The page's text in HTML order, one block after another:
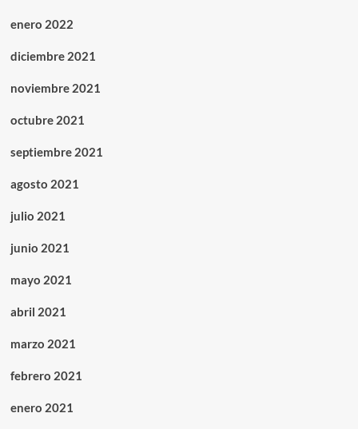
enero 2022
diciembre 2021
noviembre 2021
octubre 2021
septiembre 2021
agosto 2021
julio 2021
junio 2021
mayo 2021
abril 2021
marzo 2021
febrero 2021
enero 2021